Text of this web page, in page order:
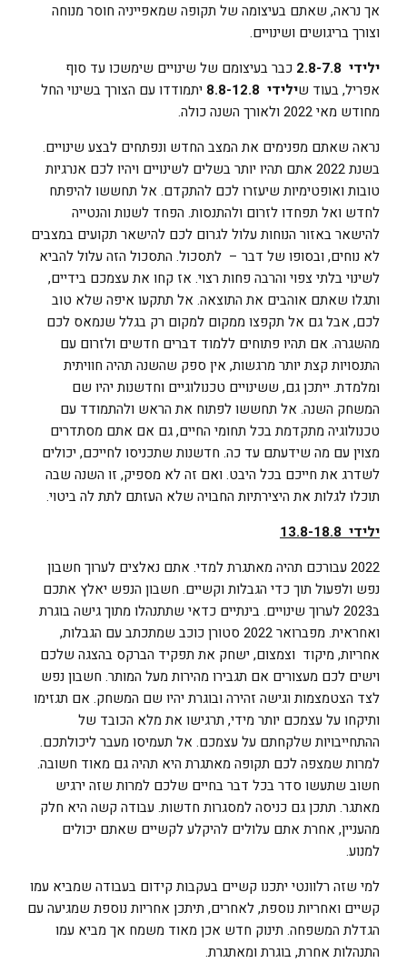
אך נראה, שאתם בעיצומה של תקופה שמאפייניה חוסר מנוחה
וצורך בריגושים ושינויים.
ילידי 2.8-7.8
כבר בעיצומם של שינויים שימשכו עד סוף
אפריל, בעוד שילידי 8.8-12.8
יתמודדו עם הצורך בשינוי החל
מחודש מאי 2022 ולאורך השנה כולה.
נראה שאתם מפנימים את המצב החדש ונפתחים לבצע שינויים.
בשנת 2022 אתם תהיו יותר בשלים לשינויים ויהיו לכם אנרגיות
טובות ואופטימיות שיעזרו לכם להתקדם. אל תחששו להיפתח
לחדש ואל תפחדו לזרום ולהתנסות. הפחד לשנות והנטייה
להישאר באזור הנוחות עלול לגרום לכם להישאר תקועים במצבים
לא נוחים, ובסופו של דבר – לתסכול. התסכול הזה עלול להביא
לשינוי בלתי צפוי והרבה פחות רצוי. אז קחו את עצמכם בידיים,
ותגלו שאתם אוהבים את התוצאה. אל תתקעו איפה שלא טוב
לכם, אבל גם אל תקפצו ממקום למקום רק בגלל שנמאס לכם
מהשגרה. אם תהיו פתוחים ללמוד דברים חדשים ולזרום עם
התנסויות קצת יותר מרגשות, אין ספק שהשנה תהיה חוויתית
ומלמדת. ייתכן גם, ששינויים טכנולוגיים וחדשנות יהיו שם
המשחק השנה. אל תחששו לפתוח את הראש ולהתמודד עם
טכנולוגיה מתקדמת בכל תחומי החיים, גם אם אתם מסתדרים
מצוין עם מה שידעתם עד כה. חדשנות שתכניסו לחייכם, יכולים
לשדרג את חייכם בכל היבט. ואם זה לא מספיק, זו השנה שבה
תוכלו לגלות את היצירתיות החבויה שלא העזתם לתת לה ביטוי.
ילידי 13.8-18.8
2022 עבורכם תהיה מאתגרת למדי. אתם נאלצים לערוך חשבון
נפש ולפעול תוך כדי הגבלות וקשיים. חשבון הנפש יאלץ אתכם
ב2023 לערוך שינויים. בינתיים כדאי שתתנהלו מתוך גישה בוגרת
ואחראית. מפברואר 2022 סטורן כוכב שמתכתב עם הגבלות,
אחריות, מיקוד וצמצום, ישחק את תפקיד הברקס בהצגה שלכם
וישים לכם מעצורים אם תגבירו מהירות מעל המותר. חשבון נפש
לצד הצטמצמות וגישה זהירה ובוגרת יהיו שם המשחק. אם תגזימו
ותיקחו על עצמכם יותר מידי, תרגישו את מלא הכובד של
ההתחייבויות שלקחתם על עצמכם. אל תעמיסו מעבר ליכולתכם.
למרות שמצפה לכם תקופה מאתגרת היא תהיה גם מאוד חשובה.
חשוב שתעשו סדר בכל דבר בחיים שלכם למרות שזה ירגיש
מאתגר. תתכן גם כניסה למסגרות חדשות. עבודה קשה היא חלק
מהעניין, אחרת אתם עלולים להיקלע לקשיים שאתם יכולים
למנוע.
למי שזה רלוונטי יתכנו קשיים בעקבות קידום בעבודה שמביא עמו
קשיים ואחריות נוספת, לאחרים, תיתכן אחריות נוספת שמגיעה עם
הגדלת המשפחה. תינוק חדש אכן מאוד משמח אך מביא עמו
התנהלות אחרת, בוגרת ומאתגרת.